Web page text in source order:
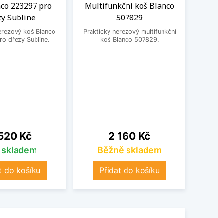
223297 pro
Subline
koš Blanco
dřezy Subline.
Kč
skladem
do košíku
Multifunkční koš Blanco
507829
Praktický nerezový multifunkční
koš Blanco 507829.
Cena
2 160 Kč
Běžně skladem
Přidat do košíku